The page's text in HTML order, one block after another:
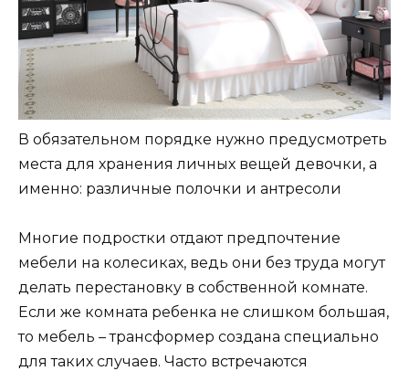
В обязательном порядке нужно предусмотреть
места для хранения личных вещей девочки, а
именно: различные полочки и антресоли
Многие подростки отдают предпочтение
мебели на колесиках, ведь они без труда могут
делать перестановку в собственной комнате.
Если же комната ребенка не слишком большая,
то мебель – трансформер создана специально
для таких случаев. Часто встречаются